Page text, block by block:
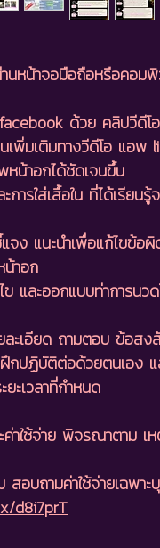
หน้าจอมือถือหรือคอมพิ
ด้วย คลิปวีดีโอ
เพิ่มเติมทางวีดีโอ แอพ
หน้าอกได้ชัดเจนขึ้น
การใส่เสื้อใน ที่ได้เรียนรู้
ง แนะนำเพื่อแก้ไขข้อผิ
าอก
ข และออกแบบท่าการนว
ะเอียด ถามตอบ ข้อส
ฝึกปฏิบัติต่อด้วยตนเอง
ะเวลาที่กำหนด
าใช้จ่าย พิจรณาตาม เ
สอบถามค่าใช้จ่ายเฉพา
d8i7prT